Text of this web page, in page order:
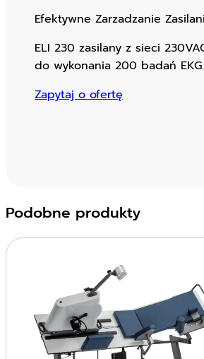
Efektywne Zarzadzanie
ELI 230 zasilany z sieci
do wykonania 200 badań EKG.
Zapytaj o ofertę
Podobne produkty